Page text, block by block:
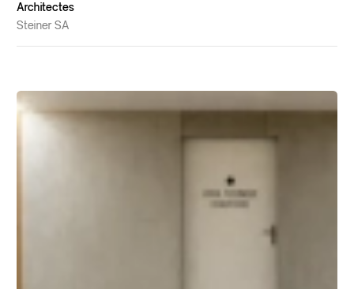
Architectes
Steiner SA